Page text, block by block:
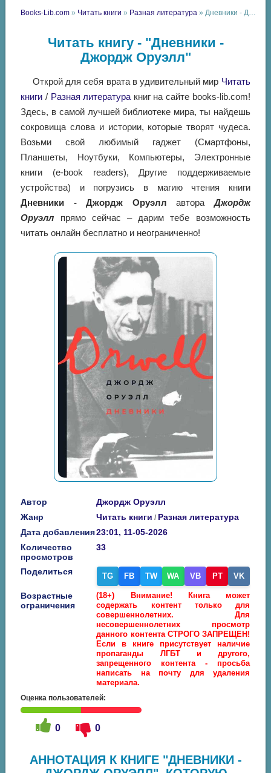
Books-Lib.com » Читать книги » Разная литература » Дневники - Джордж Оруэлл
Читать книгу - "Дневники -
Джордж Оруэлл"
Открой для себя врата в удивительный мир Читать
книги / Разная литература книг на сайте books-lib.com!
Здесь, в самой лучшей библиотеке мира, ты найдешь
сокровища слова и истории, которые творят чудеса.
Возьми свой любимый гаджет (Смартфоны,
Планшеты, Ноутбуки, Компьютеры, Электронные
книги (e-book readers), Другие поддерживаемые
устройства) и погрузись в магию чтения книги
Дневники - Джордж Оруэлл автораДжордж
Оруэлл прямо сейчас – дарим тебе возможность
читать онлайн бесплатно и неограниченно!
Автор
Джордж Оруэлл
Жанр
Читать книги / Разная литература
Дата добавления23:01, 11-05-2026
Количество
просмотров
33
Поделиться TG FB TW WA VB PT VK
Возрастные
ограничения
(18+) Внимание! Книга может
содержать контент только для
совершеннолетних. Для
несовершеннолетних просмотр
данного контента СТРОГО ЗАПРЕЩЕН!
Если в книге присутствует наличие
пропаганды ЛГБТ и другого,
запрещенного контента - просьба
написать на почту для удаления
материала.
Оценка пользователей:
0 0
АННОТАЦИЯ К КНИГЕ "ДНЕВНИКИ -